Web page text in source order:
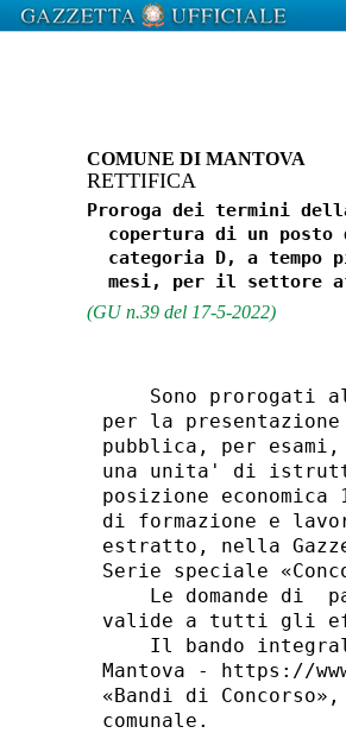
COMUNE DI MANTOVA
RETTIFICA
Proroga dei termini
copertura di un posto
categoria D, a tempo
(GU n.39 del 17-5-2022)
Sono prorogati
per la
pubblica, per
una unita' di
posizione
di formazione e
estratto, nella
Serie speciale
Le domande di
valide a tutti gli
Il bando
Mantova - https://
«Bandi di
comunale.